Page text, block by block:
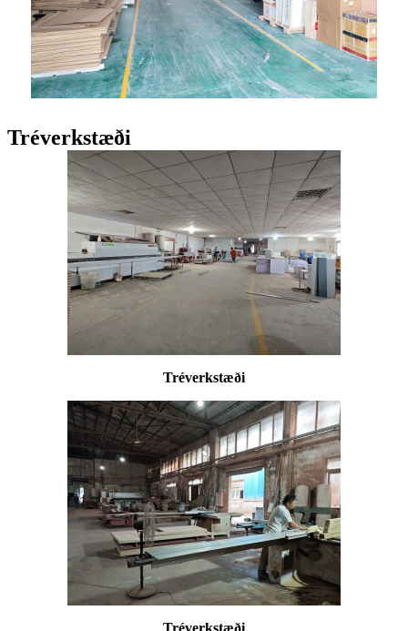
Tréverkstæði
Tréverkstæði